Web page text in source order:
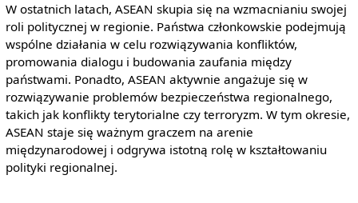
W ostatnich latach, ASEAN skupia się na wzmacnianiu swojej
roli politycznej w regionie. Państwa członkowskie podejmują
wspólne działania w celu rozwiązywania konfliktów,
promowania dialogu i budowania zaufania między
państwami. Ponadto, ASEAN aktywnie angażuje się w
rozwiązywanie problemów bezpieczeństwa regionalnego,
takich jak konflikty terytorialne czy terroryzm. W tym okresie,
ASEAN staje się ważnym graczem na arenie
międzynarodowej i odgrywa istotną rolę w kształtowaniu
polityki regionalnej.